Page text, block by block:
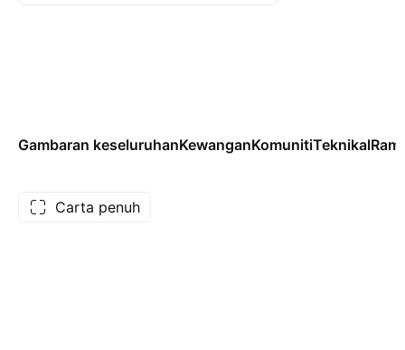
Gambaran keseluruhanKewanganKomunitiTeknikal
Carta penuh